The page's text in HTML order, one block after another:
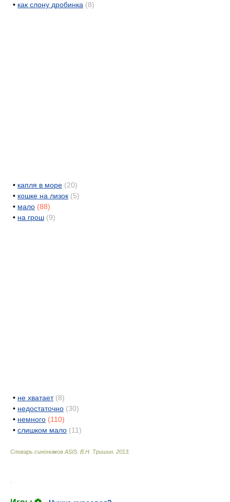
• как слону дробинка (8)
• капля в море (20)
• кошке на лизок (5)
• мало (88)
• на грош (9)
• не хватает (8)
• недостаточно (30)
• немного (110)
• слишком мало (11)
Словарь синонимов ASIS. В.Н. Тришин 2013